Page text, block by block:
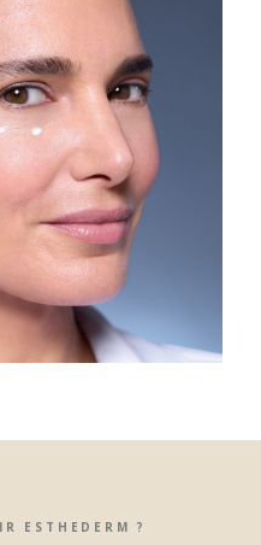
ESTHEDERM ?